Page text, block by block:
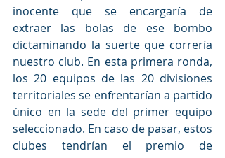
inocente que se encargaría de
extraer las bolas de ese bombo
dictaminando la suerte que correría
nuestro club. En esta primera ronda,
los 20 equipos de las 20 divisiones
territoriales se enfrentarían a partido
único en la sede del primer equipo
seleccionado. En caso de pasar, estos
clubes tendrían el premio de